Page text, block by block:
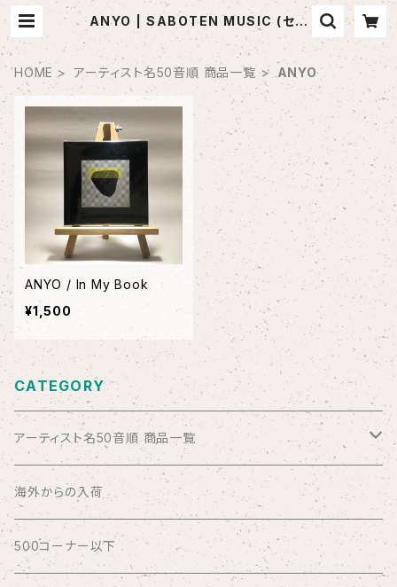
ANYO | SABOTEN MUSIC (セレ
クトCDショップ)
HOME アーティスト名50音順 商品一覧 ANYO
ANYO / In My Book
¥1,500
CATEGORY
アーティスト名50音順 商品一覧
ABSOLUTE LOSERS
AFRICA
海外からの入荷
500コーナー以下